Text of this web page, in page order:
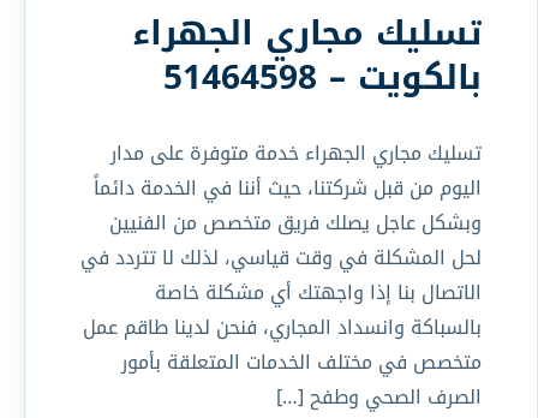
تسليك مجاري الجهراء
بالكويت – 51464598
تسليك مجاري الجهراء خدمة متوفرة على مدار
اليوم من قبل شركتنا، حيث أننا في الخدمة دائماً
وبشكل عاجل يصلك فريق متخصص من الفنيين
لحل المشكلة في وقت قياسي، لذلك لا تتردد في
الاتصال بنا إذا واجهتك أي مشكلة خاصة
بالسباكة وانسداد المجاري، فنحن لدينا طاقم عمل
متخصص في مختلف الخدمات المتعلقة بأمور
الصرف الصحي وطفح […]